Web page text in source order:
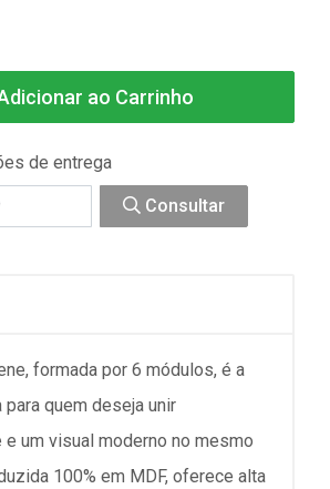
ao Carrinho
de entrega
Consultar
formada por 6 módulos, é a
quem deseja unir
um visual moderno no mesmo
100% em MDF, oferece alta